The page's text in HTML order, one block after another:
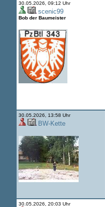
30.05.2026, 09:12 Uhr
scenic99
Bob der Baumeister
30.05.2026, 13:58 Uhr
BW-Kette
30.05.2026, 20:03 Uhr